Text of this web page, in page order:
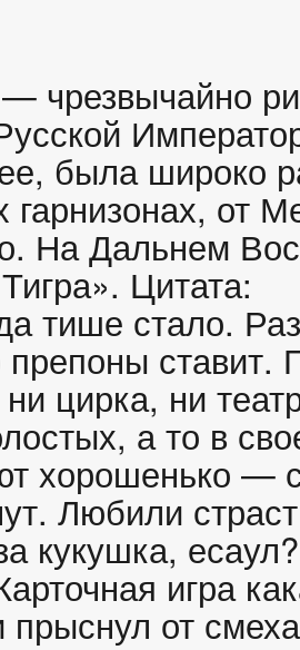
чрезвычайно
была широко
гарнизонах, от
На Дальнем
Цитата:
тише стало.
препоны ставит.
ни цирка, ни
а то в
хорошенько —
Любили
кукушка,
игра
прыснул от